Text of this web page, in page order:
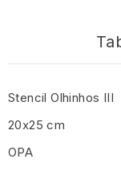
Stencil Olhinhos III
20x25 cm
OPA